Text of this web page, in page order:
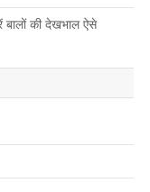
की देखभाल ऐसे